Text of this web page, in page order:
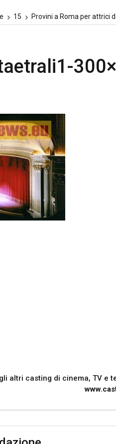
15 Provini a Roma per attrici
altri casting di cinema, TV e